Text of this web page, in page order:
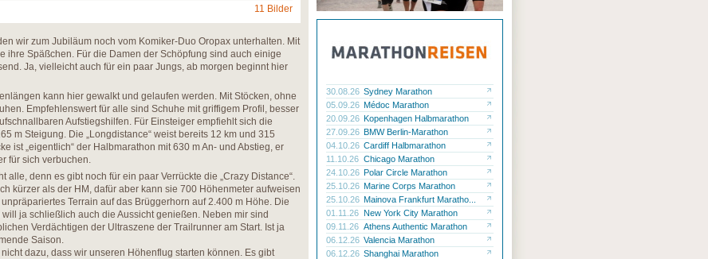
11 Bilder
wir zum Jubiläum noch vom Komiker-Duo Oropax unterhalten. Mit
ihre Späßchen. Für die Damen der Schöpfung sind auch einige
Ja, vielleicht auch für ein paar Jungs, ab morgen beginnt hier
kann hier gewalkt und gelaufen werden. Mit Stöcken, ohne
Empfehlenswert für alle sind Schuhe mit griffigem Profil, besser
Aufstiegshilfen. Für Einsteiger empfiehlt sich die
m Steigung. Die „Longdistance“ weist bereits 12 km und 315
ist „eigentlich“ der Halbmarathon mit 630 m An- und Abstieg, er
für sich verbuchen.
alle, denn es gibt noch für ein paar Verrückte die „Crazy Distance“.
kürzer als der HM, dafür aber kann sie 700 Höhenmeter aufweisen
Terrain auf das Brüggerhorn auf 2.400 m Höhe. Die
ja schließlich auch die Aussicht genießen. Neben mir sind
Verdächtigen der Ultraszene der Trailrunner am Start. Ist ja
Saison.
dazu, dass wir unseren Höhenflug starten können. Es gibt
30.08.26 Sydney Marathon
05.09.26 Médoc Marathon
20.09.26 Kopenhagen Halbmarathon
27.09.26 BMW Berlin-Marathon
04.10.26 Cardiff Halbmarathon
11.10.26 Chicago Marathon
24.10.26 Polar Circle Marathon
25.10.26 Marine Corps Marathon
25.10.26 Mainova Frankfurt Maratho...
01.11.26 New York City Marathon
09.11.26 Athens Authentic Marathon
06.12.26 Valencia Marathon
06.12.26 Shanghai Marathon